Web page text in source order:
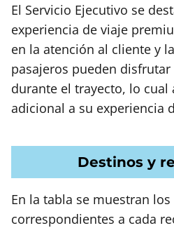
El Servicio Ejecutivo se
experiencia de viaje
en la atención al cliente y
pasajeros pueden
durante el trayecto, lo cual
adicional a su experiencia
Destinos y
En la tabla se muestran
correspondientes a cada